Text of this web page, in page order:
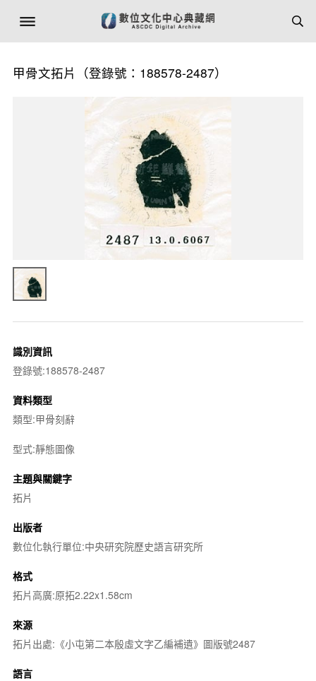
甲骨文拓片（登錄號：188578-2487）
識別資訊
登錄號:188578-2487
資料類型
類型:甲骨刻辭
型式:靜態圖像
主題與關鍵字
拓片
出版者
數位化執行單位:中央研究院歷史語言研究所
格式
拓片高廣:原拓2.22x1.58cm
來源
拓片出處:《小屯第二本殷虛文字乙編補遺》圖版號2487
語言